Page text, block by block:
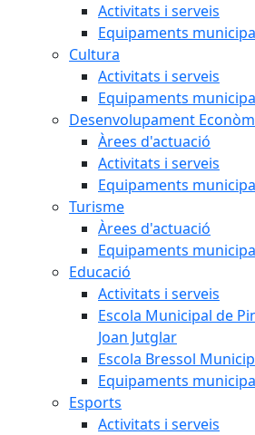
Activitats i serveis
Equipaments
Cultura
Activitats i serveis
Equipaments
Desenvolupament
Àrees d'actuació
Activitats i serveis
Equipaments
Turisme
Àrees d'actuació
Equipaments
Educació
Activitats i serveis
Escola Municipal de
Joan Jutglar
Escola Bressol
Equipaments
Esports
Activitats i serveis